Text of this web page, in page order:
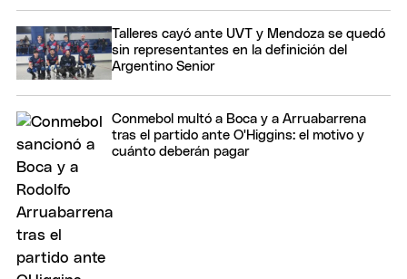
Talleres cayó ante UVT y Mendoza se quedó
sin representantes en la definición del
Argentino Senior
Conmebol multó a Boca y a Arruabarrena
tras el partido ante O'Higgins: el motivo y
cuánto deberán pagar